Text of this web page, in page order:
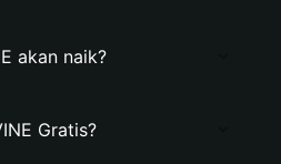
akan naik?
Gratis?